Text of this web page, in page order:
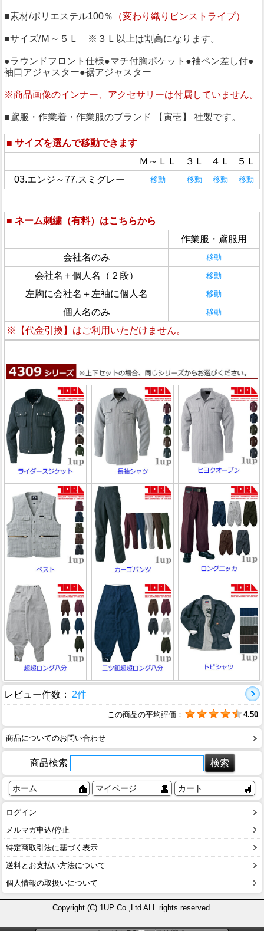
■素材/ポリエステル100％ （変わり織りピンストライプ）
■サイズ/Ｍ～５Ｌ ※３Ｌ以上は割高になります。
●ラウンドフロント仕様●マチ付胸ポケット●袖ペン差し付●
袖口アジャスター●裾アジャスター
※商品画像のインナー、アクセサリーは付属していません。
■鳶服・作業着・作業服のブランド 【寅壱】 社製です。
■ サイズを選んで移動できます
Ｍ～ＬＬ
３Ｌ ４Ｌ
５Ｌ
03.エンジ～77.スミグレー
移動 移動 移動 移動
■ ネーム刺繍（有料）はこちらから
作業服・鳶服用
会社名のみ
移動
会社名＋個人名（２段） 移動
左胸に会社名＋左袖に個人名 移動
個人名のみ 移動
※【代金引換】はご利用いただけません。
レビュー件数： 2件
この商品の平均評価： 4.50
商品についてのお問い合わせ
商品検索
ホーム マイページ カート
ログイン
メルマガ申込/停止
特定商取引法に基づく表示
送料とお支払い方法について
個人情報の取扱いについて
Copyright (C) 1UP Co.,Ltd ALL rights reserved.